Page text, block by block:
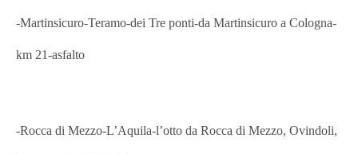
-Martinsicuro-Teramo-dei Tre ponti-da Martinsicuro a Cologna-
km 21-asfalto
-Rocca di Mezzo-L’Aquila-l’otto da Rocca di Mezzo, Ovindoli,